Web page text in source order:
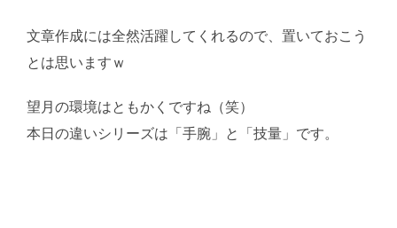
文章作成には全然活躍してくれるので、置いておこう
とは思いますｗ
望月の環境はともかくですね（笑）
本日の違いシリーズは「手腕」と「技量」です。